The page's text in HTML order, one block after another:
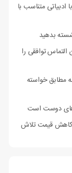
ادبیاتی متناسب با
بدهید
التماس توافقی را
مطابق خواسته
دوست است
کاهش قیمت تلاش